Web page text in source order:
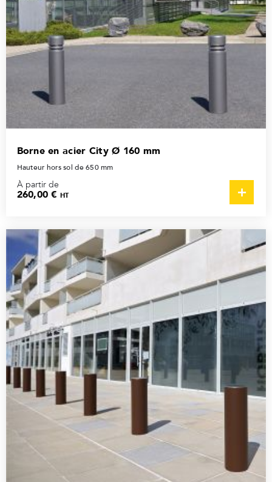
Borne en acier City Ø 160 mm
Hauteur hors sol de 650 mm
À partir de
260,00 €HT